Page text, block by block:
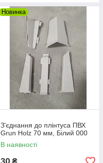
Новинка
З'єднання до плінтуса ПВХ
Grun Holz 70 мм, Білий 000
В наявності
₴